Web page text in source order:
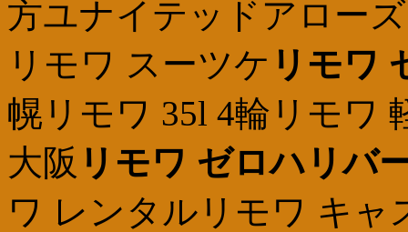
方ユナイテッドアロー
リモワ スーツケ リモワ
幌リモワ 35l 4輪リモワ
大阪 リモワ ゼロハリバ
ワ レンタルリモワ キ